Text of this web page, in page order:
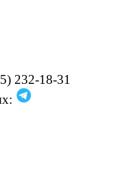
232-18-31